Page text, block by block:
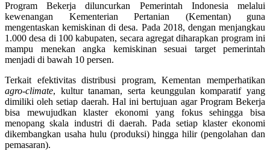
Program Bekerja diluncurkan Pemerintah Indonesia melalui
kewenangan Kementerian Pertanian (Kementan) guna
mengentaskan kemiskinan di desa. Pada 2018, dengan menjangkau
1.000 desa di 100 kabupaten, secara agregat diharapkan program ini
mampu menekan angka kemiskinan sesuai target pemerintah
menjadi di bawah 10 persen.
Terkait efektivitas distribusi program, Kementan memperhatikan
agro-climate, kultur tanaman, serta keunggulan komparatif yang
dimiliki oleh setiap daerah. Hal ini bertujuan agar Program Bekerja
bisa mewujudkan klaster ekonomi yang fokus sehingga bisa
menopang skala industri di daerah. Pada setiap klaster ekonomi
dikembangkan usaha hulu (produksi) hingga hilir (pengolahan dan
pemasaran).